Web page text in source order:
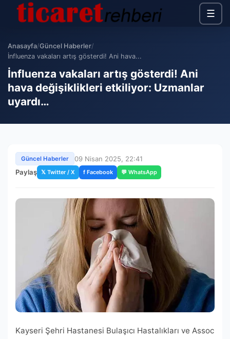
☰
Anasayfa/Güncel Haberler/
İnfluenza vakaları artış gösterdi! Ani hava...
İnfluenza vakaları artış gösterdi! Ani
hava değişiklikleri etkiliyor: Uzmanlar
uyardı…
Güncel Haberler
09 Nisan 2025, 22:41
Paylaş 𝕏 Twitter / X f Facebook 💬 WhatsApp
Kayseri Şehri Hastanesi Bulaşıcı Hastalıkları ve Assoc